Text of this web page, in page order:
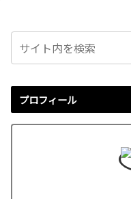
プロフィール